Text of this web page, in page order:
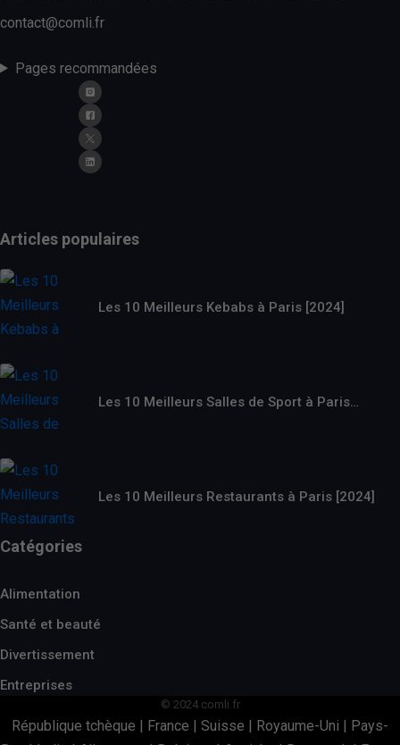
contact@comli.fr
Pages recommandées
Articles populaires
Les 10 Meilleurs Kebabs à Paris [2024]
Les 10 Meilleurs Salles de Sport à Paris…
Les 10 Meilleurs Restaurants à Paris [2024]
Catégories
Alimentation
Santé et beauté
Divertissement
Entreprises
© 2024 comli.fr
République tchèque | France | Suisse | Royaume-Uni | Pays-